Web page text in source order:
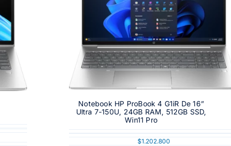
Notebook HP ProBook 4 G1iR De 16”
Ultra 7-150U, 24GB RAM, 512GB SSD,
Win11 Pro
$1.202.800